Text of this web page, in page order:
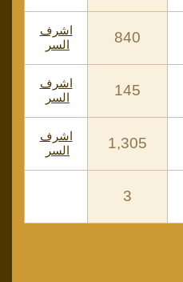
840
اشرف
السر
145
اشرف
السر
1,305
اشرف
السر
3